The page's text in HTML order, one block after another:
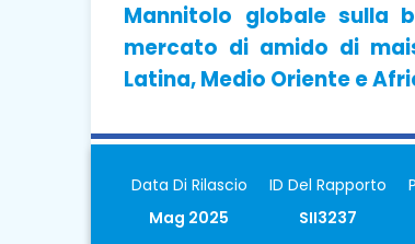
Mannitolo globale sulla
mercato di amido di
Latina, Medio Oriente e
Data Di Rilascio
Mag 2025
ID Del Rapporto
SII3237